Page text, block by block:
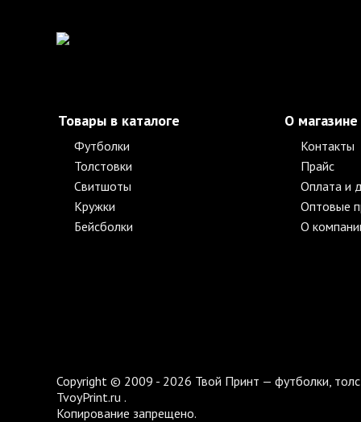
Товары в каталоге
Футболки
Толстовки
Свитшоты
Кружки
Бейсболки
О магазине
Контакты
Прайс
Оплата и
Оптовые
О
Copyright © 2009 - 2026 Твой Принт — футболки,
TvoyPrint.ru .
Копирование запрещено.